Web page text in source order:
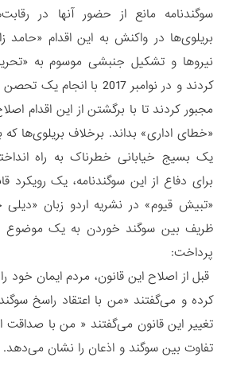
سوگندنامه مانع از حضور آنها در
بریلوی‌ها در واکنش به این اقدام «حامد
نیروها و تشکیل جنبشی موسوم به
کردند و در نوامبر 2017 با
مجبور کردند تا با برگشتن از این اقدام
«خطای اداری» بداند. برخلاف بریلوی‌ها
یک بسیج خیابانی خطرناک به راه
برای دفاع از این سوگندنامه، یک رویکرد
«تبیش قیوم» در نشریه اردو زبان «دیلی
ظریف بین سوگند خوردن به یک موضوع
پرداخت:
قبل از اصلاح این قانون، مردم ایمان خود
کرده و می‌گفتند «من با اعتقاد راسخ
تغییر این قانون می‌گفتند « من با
تفاوت بین سوگند و اذعان را نشان می‌دهد.